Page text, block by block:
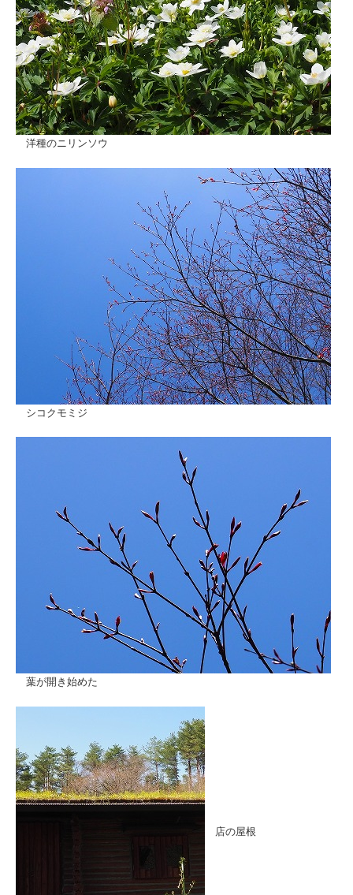
洋種のニリンソウ
シコクモミジ
葉が開き始めた
店の屋根